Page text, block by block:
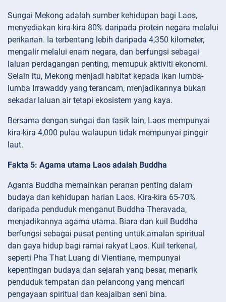
Sungai Mekong adalah sumber kehidupan bagi Laos,
menyediakan kira-kira 80% daripada protein negara melalui
perikanan. Ia terbentang lebih daripada 4,350 kilometer,
mengalir melalui enam negara, dan berfungsi sebagai
laluan perdagangan penting, memupuk aktiviti ekonomi.
Selain itu, Mekong menjadi habitat kepada ikan lumba-
lumba Irrawaddy yang terancam, menjadikannya bukan
sekadar laluan air tetapi ekosistem yang kaya.
Bersama dengan sungai dan tasik lain, Laos mempunyai
kira-kira 4,000 pulau walaupun tidak mempunyai pinggir
laut.
Fakta 5: Agama utama Laos adalah Buddha
Agama Buddha memainkan peranan penting dalam
budaya dan kehidupan harian Laos. Kira-kira 65-70%
daripada penduduk menganut Buddha Theravada,
menjadikannya agama utama. Biara dan kuil Buddha
berfungsi sebagai pusat penting untuk amalan spiritual
dan gaya hidup bagi ramai rakyat Laos. Kuil terkenal,
seperti Pha That Luang di Vientiane, mempunyai
kepentingan budaya dan sejarah yang besar, menarik
penduduk tempatan dan pelancong yang mencari
pengayaan spiritual dan keajaiban seni bina.